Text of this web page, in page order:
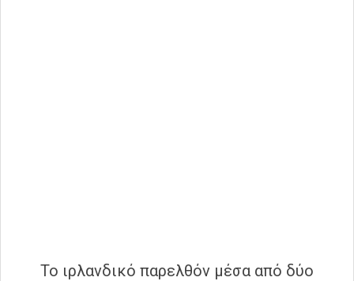
Το ιρλανδικό παρελθόν μέσα από δύο